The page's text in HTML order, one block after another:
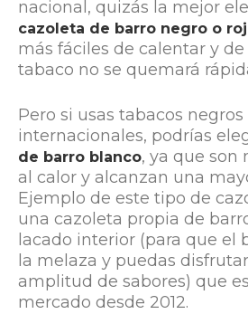
nacional, quizás la mejor
cazoleta de barro negro o
más fáciles de calentar y de
tabaco no se quemará
Pero si usas tabacos
internacionales, podrías
de barro blanco, ya que son
al calor y alcanzan una
Ejemplo de este tipo de
una cazoleta propia de
lacado interior (para que el
la melaza y puedas
amplitud de sabores) que
mercado desde 2012.